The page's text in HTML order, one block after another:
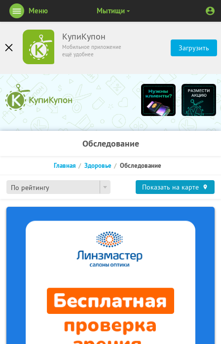
КупиКупон
Мобильное приложение
ещё удобнее
Загрузить
Меню Мытищи
Обследование
По рейтингу
Главная Здоровье Обследование
Показать на карте